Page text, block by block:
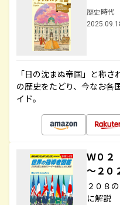
歴史時代
「日の沈まぬ帝国」と称
の歴史をたどり、今なお各
イド。
Ｗ０２
～２０
２０８
に解説